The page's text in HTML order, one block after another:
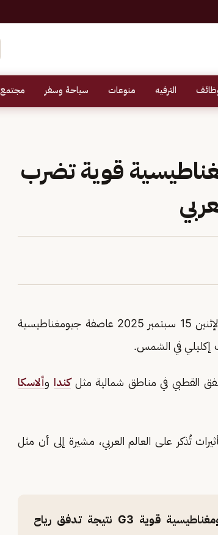
الترفيه منوعات سياحة وسفر مجتمع
قوية تضرب
أن الأرض شهدت صباح اليوم الإثنين 15 سبتمبر 2025 عاصفة جيومغناطيسية
القطبي في مناطق شمالية مثلكندا وألاسكا
تُذكر على العالم العربي، مشيرة إلى أن مثل
شهدت الأرض صباح 15 سبتمبر 2025 عاصفة جيومغناطيسية قوية G3 نتيجة تدفق رياح